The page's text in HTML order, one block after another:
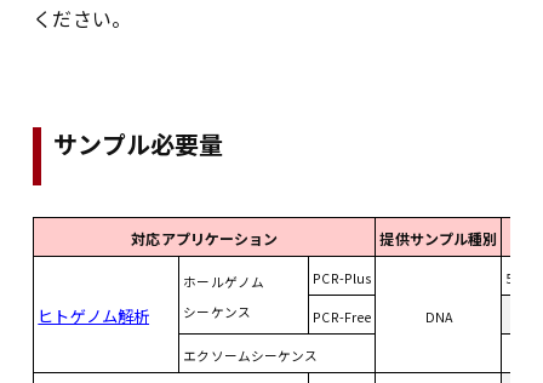
ください。
サンプル必要量
対応アプリケーション 提供サンプル種別
ヒトゲノム解析
ホールゲノム
シーケンス
PCR-Plus
DNA
500
PCR-Free
エクソームシーケンス